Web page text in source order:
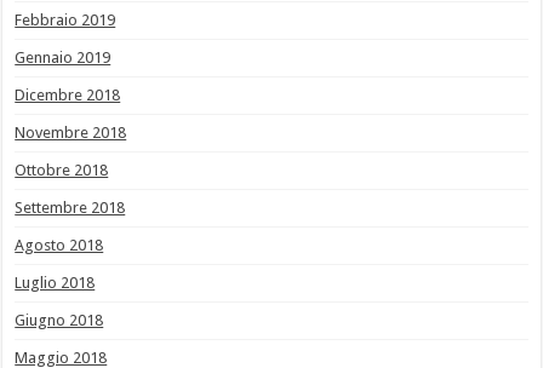
Febbraio 2019
Gennaio 2019
Dicembre 2018
Novembre 2018
Ottobre 2018
Settembre 2018
Agosto 2018
Luglio 2018
Giugno 2018
Maggio 2018